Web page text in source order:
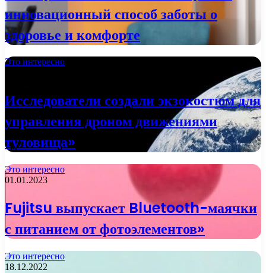
инновационный способ заботы о
здоровье и комфорте
Это интересно
Исследователи создали экзокостюм для
управления дроном движениями
туловища»
Это интересно
01.01.2023
Fujitsu выпускает Bluetooth-маячки
с питанием от фотоэлементов»
Это интересно
18.12.2022